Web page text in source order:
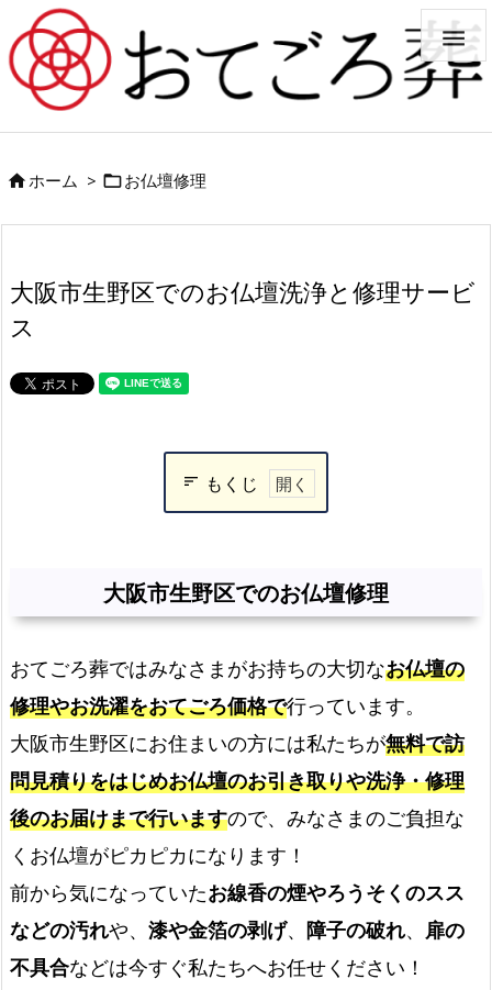

ホーム > お仏壇修理
大阪市生野区でのお仏壇洗浄と修理サービ
ス
もくじ
大
市
生
区
で
お
仏
壇
修
“伝
統
工
大阪市生野区でのお仏壇修理
おてごろ葬ではみなさまがお持ちの大切なお仏壇の
修理やお洗濯をおてごろ価格で行っています。
大阪市生野区にお住まいの方には私たちが無料で訪
問見積りをはじめお仏壇のお引き取りや洗浄・修理
後のお届けまで行いますので、みなさまのご負担な
くお仏壇がピカピカになります！
前から気になっていたお線香の煙やろうそくのスス
などの汚れや、 漆や金箔の剥げ、 障子の破れ、 扉の
不具合などは今すぐ私たちへお任せください！